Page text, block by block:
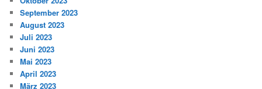
September 2023
August 2023
Juli 2023
Juni 2023
Mai 2023
April 2023
März 2023